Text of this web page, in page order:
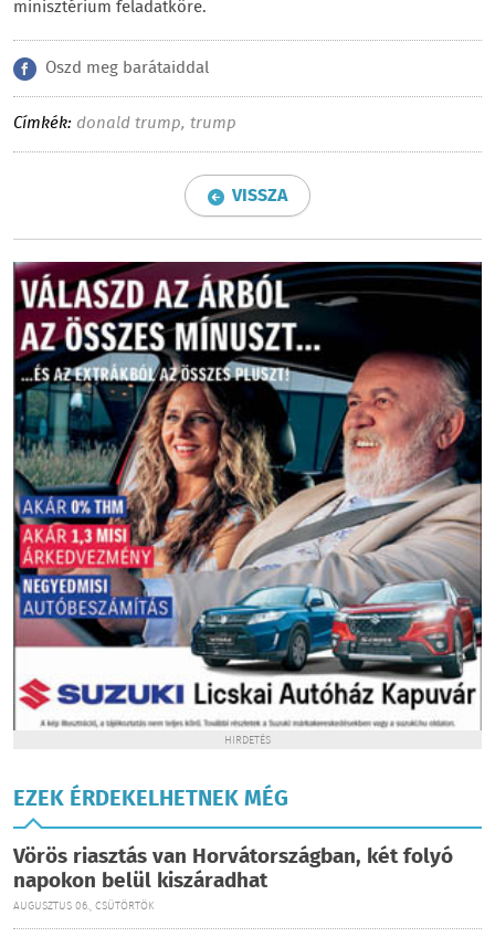
minisztérium feladatköre.
Oszd meg barátaiddal
Címkék: donald trump, trump
VISSZA
HIRDETÉS
EZEK ÉRDEKELHETNEK MÉG
Vörös riasztás van Horvátországban, két folyó
napokon belül kiszáradhat
AUGUSZTUS 06., CSÜTÖRTÖK